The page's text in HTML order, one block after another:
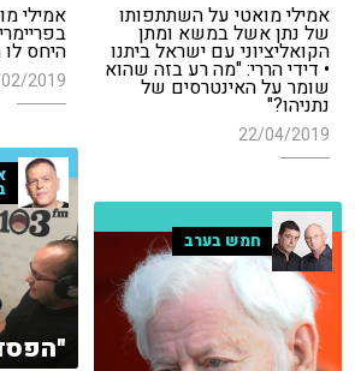
אמילי מואטי על השתתפותו
של נתן אשל במשא ומתן
הקואליציוני עם ישראל ביתנו
• דידי הררי: "מה רע בזה שהוא
שומר על האינטרסים של
נתניהו?"
22/04/2019
אמילי
היחס
2019
חמש בערב